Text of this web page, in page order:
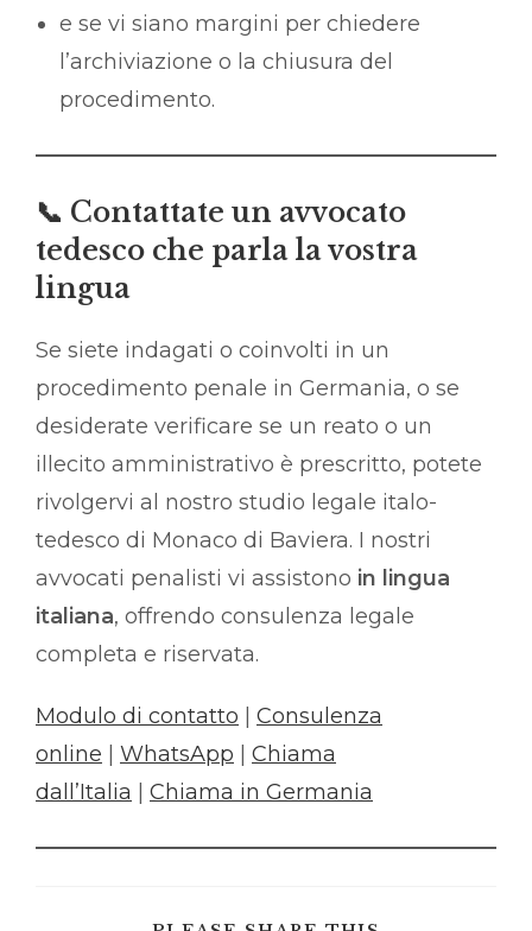
e se vi siano margini per chiedere
l’archiviazione o la chiusura del
procedimento.
📞 Contattate un avvocato
tedesco che parla la vostra
lingua
Se siete indagati o coinvolti in un
procedimento penale in Germania, o se
desiderate verificare se un reato o un
illecito amministrativo è prescritto, potete
rivolgervi al nostro studio legale italo-
tedesco di Monaco di Baviera. I nostri
avvocati penalisti vi assistono in lingua
italiana, offrendo consulenza legale
completa e riservata.
Modulo di contatto
Consulenza
online
WhatsApp
Chiama
dall’Italia
Chiama in Germania